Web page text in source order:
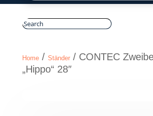
Home/ Ständer/ CONTEC
„Hippo“ 28″